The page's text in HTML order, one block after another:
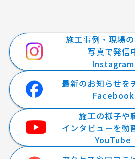
施工事例・現場
写真で発信
Instagram
最新のお知らせを
Facebook
施工の様子や
インタビューを動
YouTube